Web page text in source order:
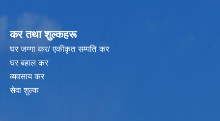
कर तथा शुल्कहरू
घर जग्गा कर/ एकीकृत सम्पति कर
घर बहाल कर
व्यवसाय कर
सेवा शुल्क